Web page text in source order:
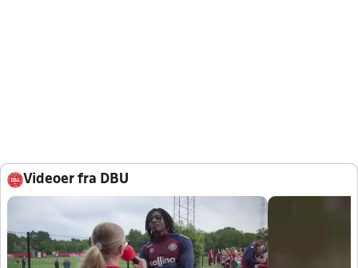
Videoer fra DBU